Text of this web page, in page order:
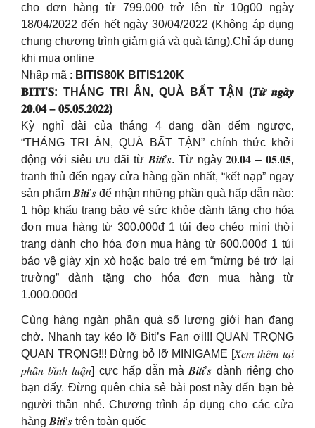
cho đơn hàng từ 799.000 trở lên từ 10g00 ngày
18/04/2022 đến hết ngày 30/04/2022 (Không áp dụng
chung chương trình giảm giá và quà tặng).Chỉ áp dụng
khi mua online
Nhập mã : BITIS80K BITIS120K
𝐁𝐈𝐓𝐈’𝐒: THÁNG TRI ÂN, QUÀ BẤT TẬN (𝑻𝒖̛̀ 𝒏𝒈𝒂̀𝒚
𝟐𝟎.𝟎𝟒 – 𝟎𝟓.𝟎𝟓.𝟐𝟎𝟐𝟐)
Kỳ nghỉ dài của tháng 4 đang dần đếm ngược,
“THÁNG TRI ÂN, QUÀ BẤT TẬN” chính thức khởi
động với siêu ưu đãi từ 𝑩𝒊𝒕𝒊’𝒔. Từ ngày 𝟐𝟎.𝟎𝟒 – 𝟎𝟓.𝟎𝟓,
tranh thủ đến ngay cửa hàng gần nhất, “kết nạp” ngay
sản phẩm 𝑩𝒊𝒕𝒊’𝒔 để nhận những phần quà hấp dẫn nào:
1 hộp khẩu trang bảo vệ sức khỏe dành tặng cho hóa
đơn mua hàng từ 300.000đ 1 túi đeo chéo mini thời
trang dành cho hóa đơn mua hàng từ 600.000đ 1 túi
bảo vệ giày xịn xò hoặc balo trẻ em “mừng bé trở lại
trường” dành tặng cho hóa đơn mua hàng từ
1.000.000đ
Cùng hàng ngàn phần quà số lượng giới hạn đang
chờ. Nhanh tay kẻo lỡ Biti’s Fan ơi!!! QUAN TRỌNG
QUAN TRỌNG!!! Đừng bỏ lỡ MINIGAME [𝑋𝑒𝑚 𝑡ℎ𝑒̂𝑚 𝑡𝑎̣𝑖
𝑝ℎ𝑎̂̀𝑛 𝑏𝑖̀𝑛ℎ 𝑙𝑢𝑎̣̂𝑛] cực hấp dẫn mà 𝑩𝒊𝒕𝒊’𝒔 dành riêng cho
bạn đấy. Đừng quên chia sẻ bài post này đến bạn bè
người thân nhé. Chương trình áp dụng cho các cửa
hàng 𝑩𝒊𝒕𝒊’𝒔 trên toàn quốc